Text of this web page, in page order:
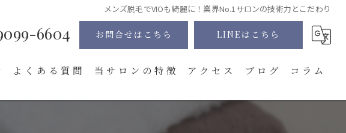
メンズ脱毛でVIOも綺麗に！業界No.1サロンの技術力とこだわり
6604 お問合せはこちら LINEはこちら
よくある質問 当サロンの特徴 アクセス ブログ コラム